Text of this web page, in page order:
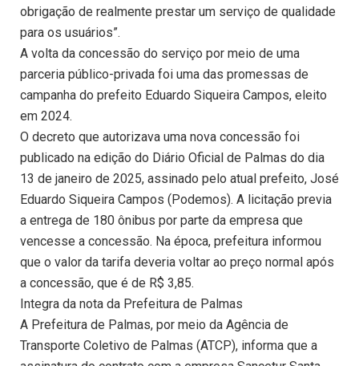
obrigação de realmente prestar um serviço de qualidade
para os usuários”.
A volta da concessão do serviço por meio de uma
parceria público-privada foi uma das promessas de
campanha do prefeito Eduardo Siqueira Campos, eleito
em 2024.
O decreto que autorizava uma nova concessão foi
publicado na edição do Diário Oficial de Palmas do dia
13 de janeiro de 2025, assinado pelo atual prefeito, José
Eduardo Siqueira Campos (Podemos). A licitação previa
a entrega de 180 ônibus por parte da empresa que
vencesse a concessão. Na época, prefeitura informou
que o valor da tarifa deveria voltar ao preço normal após
a concessão, que é de R$ 3,85.
Integra da nota da Prefeitura de Palmas
A Prefeitura de Palmas, por meio da Agência de
Transporte Coletivo de Palmas (ATCP), informa que a